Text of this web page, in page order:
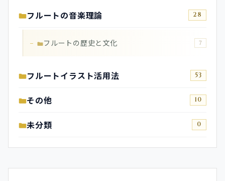
フルートの音楽理論 28
フルートの歴史と文化 7
フルートイラスト活用法 53
その他 10
未分類 0